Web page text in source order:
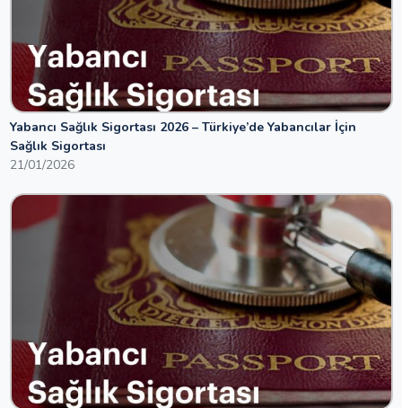
Yabancı Sağlık Sigortası 2026 – Türkiye’de Yabancılar İçin
Sağlık Sigortası
21/01/2026